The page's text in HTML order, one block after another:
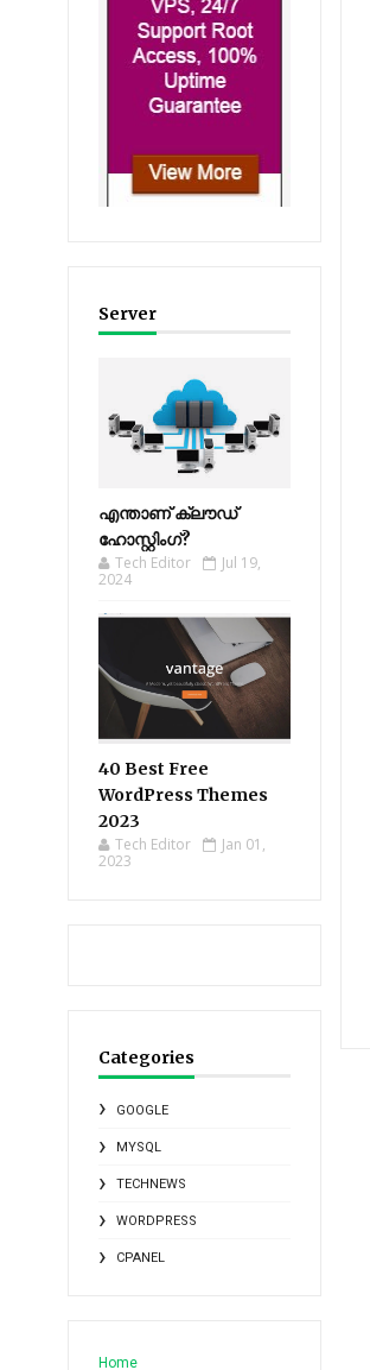
Server
എന്താണ് ക്ലൗഡ്
ഹോസ്റ്റിംഗ്?
Tech Editor
Jul 19,
2024
40 Best Free
WordPress Themes
2023
Tech Editor
Jan 01,
2023
Categories
GOOGLE
MYSQL
TECHNEWS
WORDPRESS
CPANEL
Home